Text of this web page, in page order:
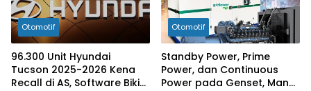
Otomotif
96.300 Unit Hyundai
Tucson 2025-2026 Kena
Recall di AS, Software Bikin
Otomotif
Standby Power, Prime
Power, dan Continuous
Power pada Genset, Mana